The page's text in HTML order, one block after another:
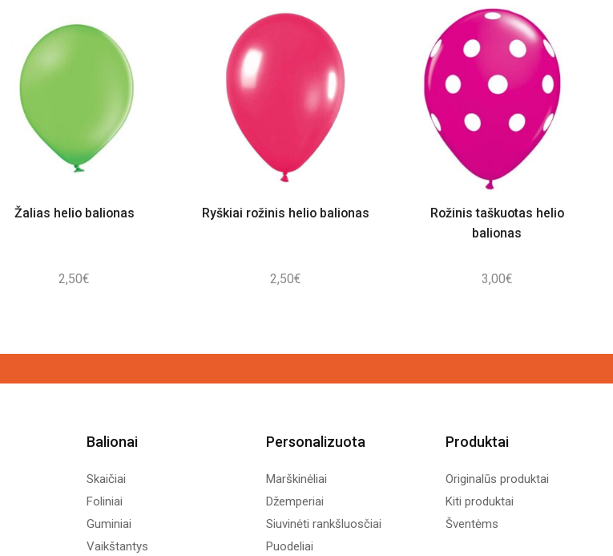
Žalias helio balionas
2,50€
Ryškiai rožinis helio balionas
2,50€
Rožinis taškuotas helio
balionas
3,00€
Balionai
Skaičiai
Foliniai
Guminiai
Vaikštantys
Personalizuota
Marškinėliai
Džemperiai
Siuvinėti rankšluosčiai
Puodeliai
Produktai
Originalūs produktai
Kiti produktai
Šventėms